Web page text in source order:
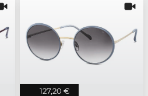
127,20 €